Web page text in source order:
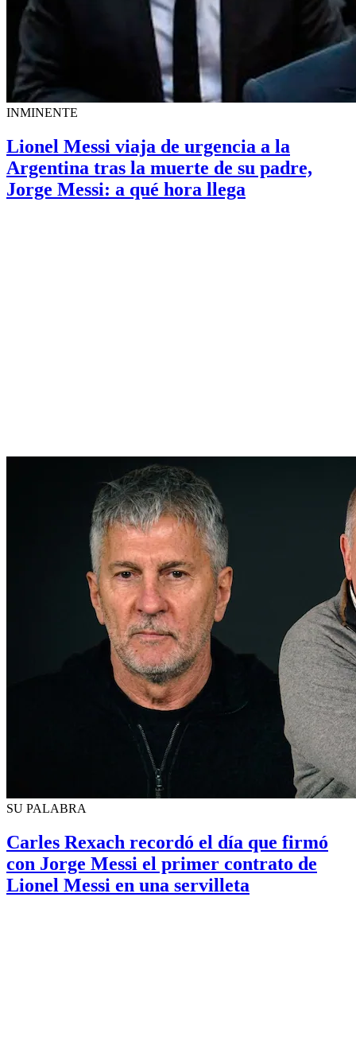
INMINENTE
Lionel Messi viaja de urgencia a la
Argentina tras la muerte de su padre,
Jorge Messi: a qué hora llega
SU PALABRA
Carles Rexach recordó el día que firmó
con Jorge Messi el primer contrato de
Lionel Messi en una servilleta